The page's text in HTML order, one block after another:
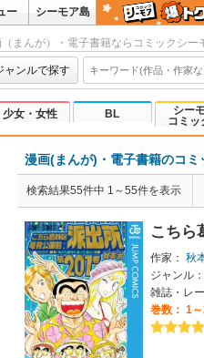
ー シーモア島
まんが）・電子書籍ならコミックシー
ャンルで探す
少女・女性 BL
シー
コミッ
漫画(まんが)・電子書籍のコミ
検索結果55件中 1～55件を表示
こちら
作家： 秋
ジャンル：
雑誌・レ
巻数： 1